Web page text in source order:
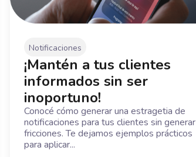
Notificaciones
¡Mantén a tus clientes
informados sin ser
inoportuno!
Conocé cómo generar una estragetia de
notificaciones para tus clientes sin generar
fricciones. Te dejamos ejemplos prácticos
para aplicar...